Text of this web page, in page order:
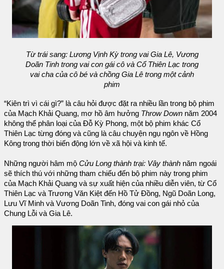
Từ trái sang: Lương Vịnh Kỳ trong vai Gia Lê, Vương
Doãn Tinh trong vai con gái cô và Cổ Thiên Lạc trong
vai cha của cô bé và chồng Gia Lê trong một cảnh
phim
“Kiên trì vì cái gì?” là câu hỏi được đặt ra nhiều lần trong bộ phim
của Mạch Khải Quang, mơ hồ âm hưởng Throw Down năm 2004
không thể phân loại của Đỗ Kỳ Phong, một bộ phim khác Cổ
Thiên Lạc từng đóng và cũng là câu chuyện ngụ ngôn về Hồng
Kông trong thời biến động lớn về xã hội và kinh tế.
Những người hâm mộ Cửu Long thành trại: Vây thành năm ngoái
sẽ thích thú với những tham chiếu đến bộ phim này trong phim
của Mạch Khải Quang và sự xuất hiện của nhiều diễn viên, từ Cổ
Thiên Lạc và Trương Văn Kiệt đến Hồ Tử Đồng, Ngũ Doãn Long,
Lưu Vĩ Minh và Vương Doãn Tinh, đóng vai con gái nhỏ của
Chung Lỗi và Gia Lê.